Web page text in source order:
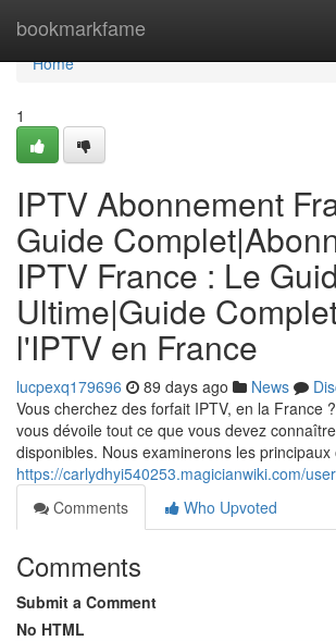
bookmarkfame
Home
Home
1
IPTV Abonnement
Guide
IPTV France : Le
Ultime|Guide
l'IPTV en France
lucpexq179696 89 days ago News
Vous cherchez des forfait IPTV, en la France
vous dévoile tout ce que vous devez
disponibles. Nous examinerons les
https://carlydhyi540253.magicianwiki.com/user
Comments
Who Upvoted
Comments
Submit a Comment
No HTML